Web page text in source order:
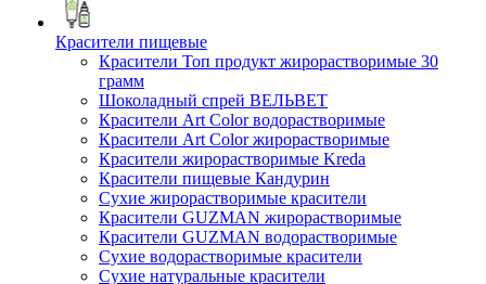
Красители пищевые
Красители Топ продукт жирорастворимые 30
грамм
Шоколадный спрей ВЕЛЬВЕТ
Красители Art Color водорастворимые
Красители Art Color жирорастворимые
Красители жирорастворимые Kreda
Красители пищевые Кандурин
Сухие жирорастворимые красители
Красители GUZMAN жирорастворимые
Красители GUZMAN водорастворимые
Сухие водорастворимые красители
Сухие натуральные красители